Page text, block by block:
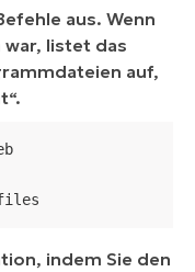
aus. Wenn
listet das
auf,
indem Sie den